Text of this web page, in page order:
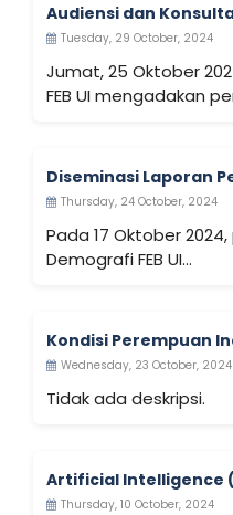
Audiensi dan
Tuesday, 29 October, 2024
Jumat, 25 Oktober
FEB UI mengadakan
Diseminasi Laporan
Thursday, 24 October, 2024
Pada 17 Oktober
Demografi FEB UI...
Kondisi Perempuan
Wednesday, 23 October, 2024
Tidak ada deskripsi.
Artificial Intelligence
Thursday, 10 October, 2024